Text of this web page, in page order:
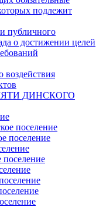
подлежит
публичного
о достижении целей
воздействия
ДИНСКОГО
поселение
поселение
поселение